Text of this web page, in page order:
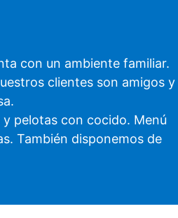
con un ambiente familiar.
clientes son amigos y
y pelotas con cocido. Menú
También disponemos de